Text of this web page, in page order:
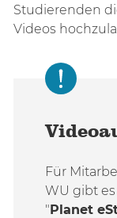
Studierenden
Videos
Für
WU gibt
"Planet